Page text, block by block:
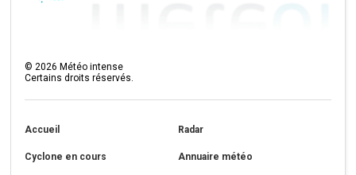
© 2026 Météo intense
Certains droits réservés.
Accueil Radar
Cyclone en cours Annuaire météo